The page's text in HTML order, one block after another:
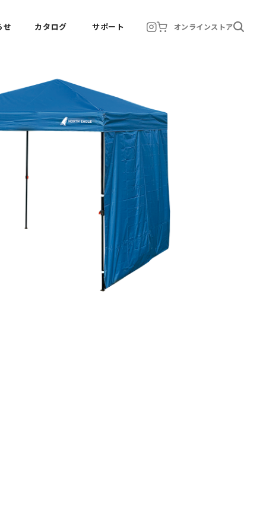
せ カタログ サポート オンラインストア